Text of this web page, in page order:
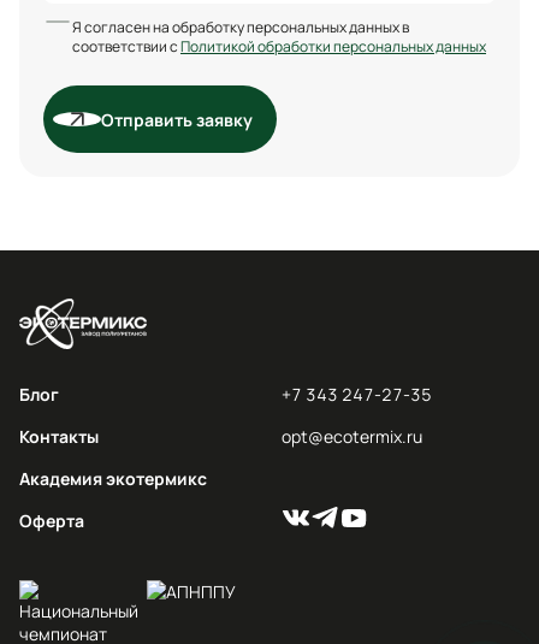
Я согласен на обработку персональных данных в
соответствии сПолитикой обработки персональных данных
Отправить заявку
Блог
Контакты
Академия экотермикс
Оферта
+7 343 247-27-35
opt@ecotermix.ru